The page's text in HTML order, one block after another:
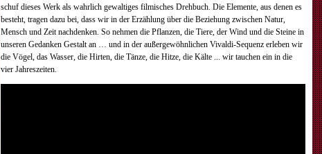
schuf dieses Werk als wahrlich gewaltiges filmisches Drehbuch. Die Elemente, aus denen es
besteht, tragen dazu bei, dass wir in der Erzählung über die Beziehung zwischen Natur,
Mensch und Zeit nachdenken. So nehmen die Pflanzen, die Tiere, der Wind und die Steine in
unseren Gedanken Gestalt an … und in der außergewöhnlichen Vivaldi-Sequenz erleben wir
die Vögel, das Wasser, die Hirten, die Tänze, die Hitze, die Kälte ... wir tauchen ein in die
vier Jahreszeiten.